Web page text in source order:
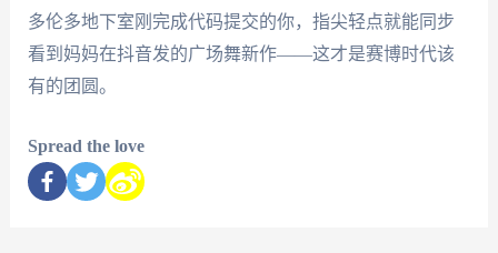
多伦多地下室刚完成代码提交的你，指尖轻点就能同步
看到妈妈在抖音发的广场舞新作——这才是赛博时代该
有的团圆。
Spread the love